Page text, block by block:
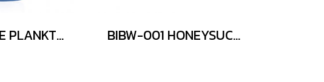
BIF-001 LIFE PLANKTON ESSENCE BIBW-001 HONEYSUCKLE SKIN BRIGHTENING BODY WASH